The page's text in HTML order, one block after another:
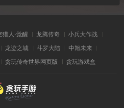
猎人·觉醒 龙腾传奇
小兵大作战
龙迹之城 斗罗大陆
中旭未来
贪玩传奇世界网页版 贪玩游戏盒